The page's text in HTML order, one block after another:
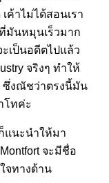
ค้าไม่ได้สอนเรา
มันหมุนเร็วมาก
เป็นอดีตไปแล้ว
จริงๆ ทำให้
ซึ่งณัชว่าตรงนี้มัน
โทค่ะ
แนะนำให้มา
จะมีชื่อ
จทางด้าน